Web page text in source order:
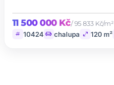
11 500 000 Kč/ 95 833 Kč/m²
tag 10424 chair chalupa open_in_full 120 m²